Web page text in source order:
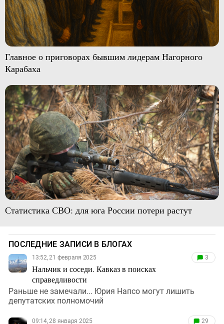
Главное о приговорах бывшим лидерам Нагорного
Карабаха
Статистика СВО: для юга России потери растут
ПОСЛЕДНИЕ ЗАПИСИ В БЛОГАХ
13:52, 21 февраля 2025
Нальчик и соседи. Кавказ в поисках
справедливости
3
Раньше не замечали... Юрия Напсо могут лишить
депутатских полномочий
09:14, 28 января 2025 29